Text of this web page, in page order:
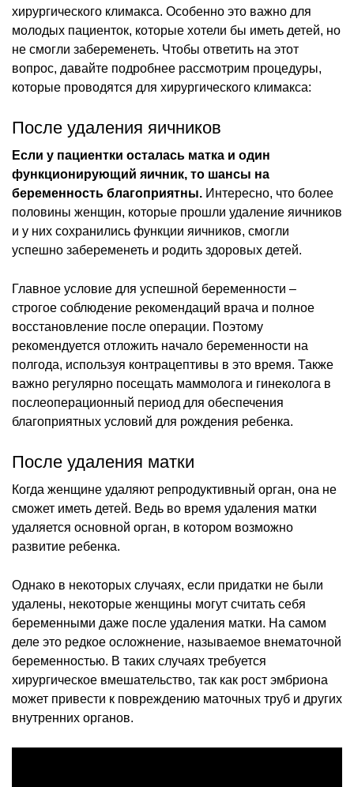
хирургического климакса. Особенно это важно для
молодых пациенток, которые хотели бы иметь детей, но
не смогли забеременеть. Чтобы ответить на этот
вопрос, давайте подробнее рассмотрим процедуры,
которые проводятся для хирургического климакса:
После удаления яичников
Если у пациентки осталась матка и один
функционирующий яичник, то шансы на
беременность благоприятны. Интересно, что более
половины женщин, которые прошли удаление яичников
и у них сохранились функции яичников, смогли
успешно забеременеть и родить здоровых детей.
Главное условие для успешной беременности –
строгое соблюдение рекомендаций врача и полное
восстановление после операции. Поэтому
рекомендуется отложить начало беременности на
полгода, используя контрацептивы в это время. Также
важно регулярно посещать маммолога и гинеколога в
послеоперационный период для обеспечения
благоприятных условий для рождения ребенка.
После удаления матки
Когда женщине удаляют репродуктивный орган, она не
сможет иметь детей. Ведь во время удаления матки
удаляется основной орган, в котором возможно
развитие ребенка.
Однако в некоторых случаях, если придатки не были
удалены, некоторые женщины могут считать себя
беременными даже после удаления матки. На самом
деле это редкое осложнение, называемое внематочной
беременностью. В таких случаях требуется
хирургическое вмешательство, так как рост эмбриона
может привести к повреждению маточных труб и других
внутренних органов.